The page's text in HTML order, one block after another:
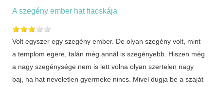
A szegény ember hat fiacskája
Volt egyszer egy szegény ember. De olyan szegény volt, mint
a templom egere, talán még annál is szegényebb. Hiszen még
a nagy szegénysége nem is lett volna olyan szertelen nagy
baj, ha hat neveletlen gyermeke nincs. Mivel dugja be a száját